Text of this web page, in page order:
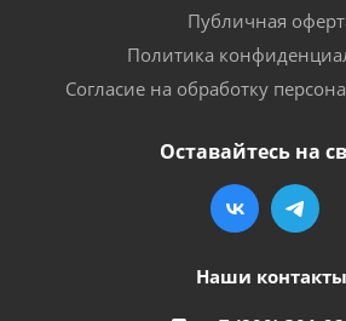
Публичная
Политика
Согласие на обработку
Оставайтесь на
Наши контакты